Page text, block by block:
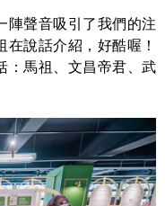
陣聲音吸引了我們的注
說話介紹，好酷喔！
：馬祖、文昌帝君、武